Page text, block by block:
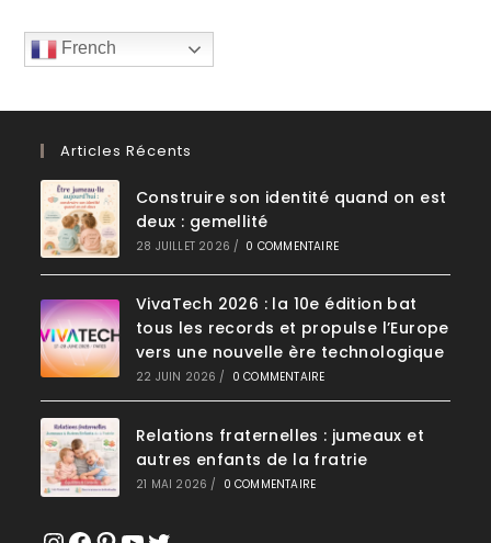
French
Articles Récents
Construire son identité quand on est
deux : gemellité
28 JUILLET 2026 / 0 COMMENTAIRE
VivaTech 2026 : la 10e édition bat
tous les records et propulse l’Europe
vers une nouvelle ère technologique
22 JUIN 2026 / 0 COMMENTAIRE
Relations fraternelles : jumeaux et
autres enfants de la fratrie
21 MAI 2026 / 0 COMMENTAIRE